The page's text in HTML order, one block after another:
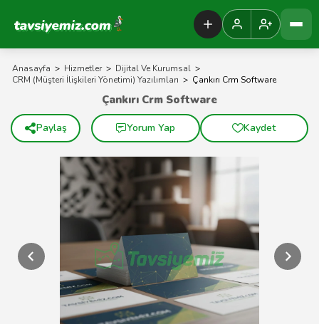
Tavsiyemiz Anasayfa
Anasayfa > Hizmetler > Dijital Ve Kurumsal >
CRM (Müşteri İlişkileri Yönetimi) Yazılımları > Çankırı Crm Software
Çankırı Crm Software
Paylaş Yorum Yap Kaydet